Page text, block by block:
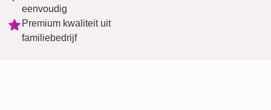
eenvoudig
Premium kwaliteit uit
familiebedrijf